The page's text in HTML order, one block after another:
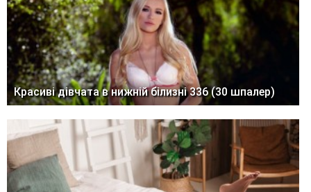
Красиві дівчата в нижній білизні 336 (30 шпалер)